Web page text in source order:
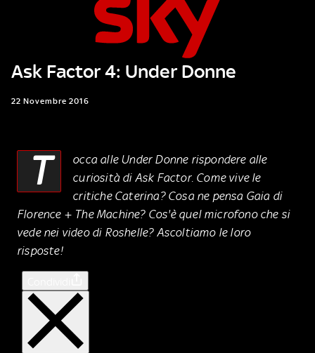
Cos’altro vedere:
PROGRAMMI SKY
SKY.IT
Ask Factor 4: Under Donne
22 Novembre 2016
T
occa alle Under Donne rispondere alle
curiosità di Ask Factor. Come vive le
critiche Caterina? Cosa ne pensa Gaia di
Florence + The Machine? Cos'è quel microfono che si
vede nei video di Roshelle? Ascoltiamo le loro
risposte!